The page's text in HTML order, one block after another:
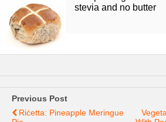
stevia and no butter
Previous Post
Riċetta: Pineapple Meringue